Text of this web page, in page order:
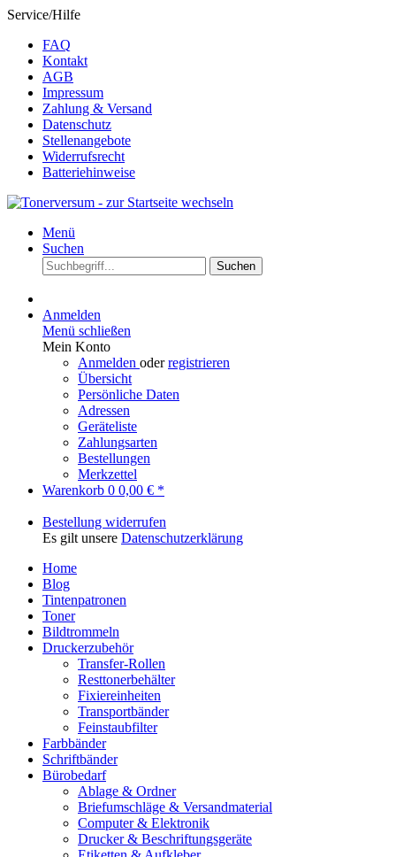
Service/Hilfe
FAQ
Kontakt
AGB
Impressum
Zahlung & Versand
Datenschutz
Stellenangebote
Widerrufsrecht
Batteriehinweise
Menü
Suchen
Suchen
Anmelden
Menü schließen
Mein Konto
Anmelden oderregistrieren
Übersicht
Persönliche Daten
Adressen
Geräteliste
Zahlungsarten
Bestellungen
Merkzettel
Warenkorb 0 0,00 € *
Bestellung widerrufen
Es gilt unsere Datenschutzerklärung
Home
Blog
Tintenpatronen
Toner
Bildtrommeln
Druckerzubehör
Transfer-Rollen
Resttonerbehälter
Fixiereinheiten
Transportbänder
Feinstaubfilter
Farbbänder
Schriftbänder
Bürobedarf
Ablage & Ordner
Briefumschläge & Versandmaterial
Computer & Elektronik
Drucker & Beschriftungsgeräte